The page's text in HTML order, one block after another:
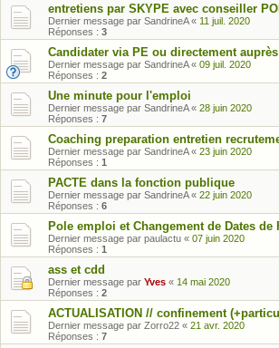
entretiens par SKYPE avec conseiller
Dernier message par SandrineA« 11 juil. 2020
Réponses : 3
Candidater via PE ou directement
Dernier message par SandrineA« 09 juil. 2020
Réponses : 2
Une minute pour l'emploi
Dernier message par SandrineA« 28 juin 2020
Réponses : 7
Coaching preparation entretien
Dernier message par SandrineA« 23 juin 2020
Réponses : 1
PACTE dans la fonction publique
Dernier message par SandrineA« 22 juin 2020
Réponses : 6
Pole emploi et Changement de Dates de
Dernier message par paulactu « 07 juin 2020
Réponses : 1
ass et cdd
Dernier message par Yves « 14 mai 2020
Réponses : 2
ACTUALISATION // confinement
Dernier message par Zorro22 « 21 avr. 2020
Réponses : 7